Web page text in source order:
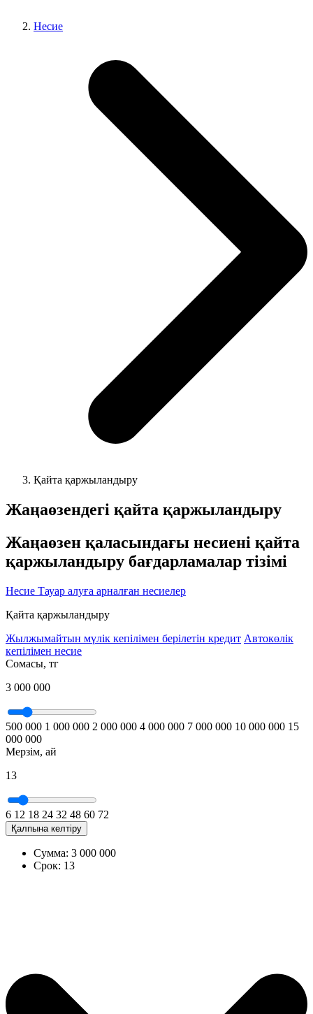
Несие
Қайта қаржыландыру
Жаңаөзендегі қайта қаржыландыру
Жаңаөзен қаласындағы несиені қайта
қаржыландыру бағдарламалар тізімі
Несие Тауар алуға арналған несиелер
Қайта қаржыландыру
Жылжымайтын мүлік кепілімен берілетін кредит Автокөлік
кепілімен несие
Cомасы, тг
3 000 000
500 000 1 000 000 2 000 000 4 000 000 7 000 000 10 000 000 15
000 000
Мерзім, ай
13
6 12 18 24 32 48 60 72
Қалпына келтіру
Сумма: 3 000 000
Срок: 13